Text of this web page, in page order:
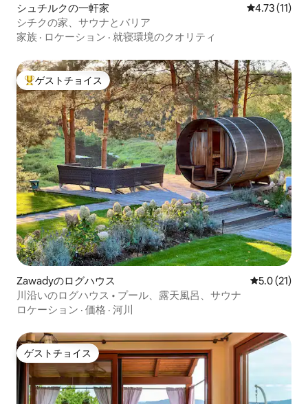
シュチルクの一軒家 レビュー11
4.73 (11)
シチクの家、サウナとバリア
家族 · ロケーション · 就寝環境のクオリティ
大好評のゲストチョイスです。
ゲストチョイス
Zawadyのログハウス レビュー21
5.0 (21)
川沿いのログハウス • プール、露天風呂、サウナ
ロケーション · 価格 · 河川
ゲストチョイス
ゲストチョイス